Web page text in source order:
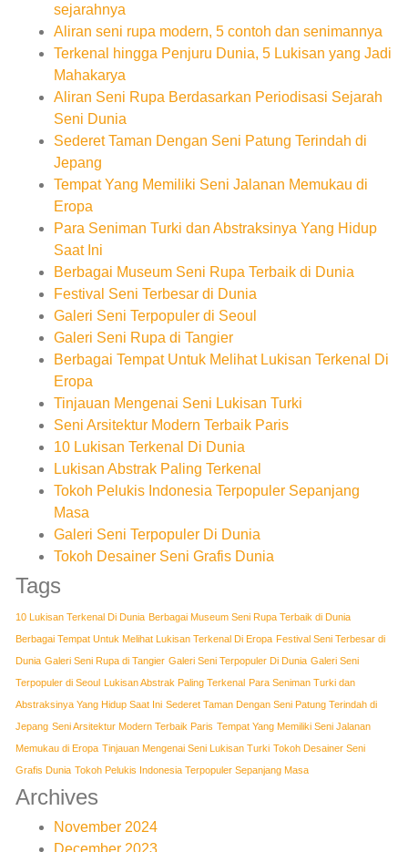
sejarahnya
Aliran seni rupa modern, 5 contoh dan senimannya
Terkenal hingga Penjuru Dunia, 5 Lukisan yang Jadi
Mahakarya
Aliran Seni Rupa Berdasarkan Periodisasi Sejarah
Seni Dunia
Sederet Taman Dengan Seni Patung Terindah di
Jepang
Tempat Yang Memiliki Seni Jalanan Memukau di
Eropa
Para Seniman Turki dan Abstraksinya Yang Hidup
Saat Ini
Berbagai Museum Seni Rupa Terbaik di Dunia
Festival Seni Terbesar di Dunia
Galeri Seni Terpopuler di Seoul
Galeri Seni Rupa di Tangier
Berbagai Tempat Untuk Melihat Lukisan Terkenal Di
Eropa
Tinjauan Mengenai Seni Lukisan Turki
Seni Arsitektur Modern Terbaik Paris
10 Lukisan Terkenal Di Dunia
Lukisan Abstrak Paling Terkenal
Tokoh Pelukis Indonesia Terpopuler Sepanjang
Masa
Galeri Seni Terpopuler Di Dunia
Tokoh Desainer Seni Grafis Dunia
Tags
10 Lukisan Terkenal Di Dunia Berbagai Museum Seni Rupa Terbaik di Dunia
Berbagai Tempat Untuk Melihat Lukisan Terkenal Di Eropa Festival Seni Terbesar di
Dunia Galeri Seni Rupa di Tangier Galeri Seni Terpopuler Di Dunia Galeri Seni
Terpopuler di Seoul Lukisan Abstrak Paling Terkenal Para Seniman Turki dan
Abstraksinya Yang Hidup Saat Ini Sederet Taman Dengan Seni Patung Terindah di
Jepang Seni Arsitektur Modern Terbaik Paris Tempat Yang Memiliki Seni Jalanan
Memukau di Eropa Tinjauan Mengenai Seni Lukisan Turki Tokoh Desainer Seni
Grafis Dunia Tokoh Pelukis Indonesia Terpopuler Sepanjang Masa
Archives
November 2024
December 2023